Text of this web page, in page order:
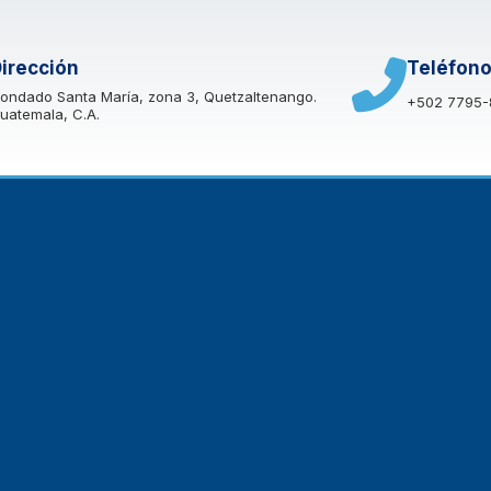
Santa María, zona 3, Quetzaltenango.
C.A.
Teléfono
+502